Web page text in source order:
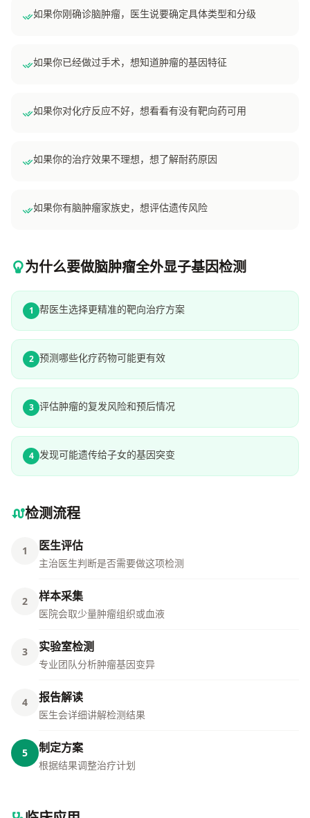
如果你刚确诊脑肿瘤，医生说要确定具体类型和分级
如果你已经做过手术，想知道肿瘤的基因特征
如果你对化疗反应不好，想看看有没有靶向药可用
如果你的治疗效果不理想，想了解耐药原因
如果你有脑肿瘤家族史，想评估遗传风险
为什么要做脑肿瘤全外显子基因检测
1 帮医生选择更精准的靶向治疗方案
2 预测哪些化疗药物可能更有效
3 评估肿瘤的复发风险和预后情况
4 发现可能遗传给子女的基因突变
检测流程
1 医生评估
主治医生判断是否需要做这项检测
2 样本采集
医院会取少量肿瘤组织或血液
3 实验室检测
专业团队分析肿瘤基因变异
4 报告解读
医生会详细讲解检测结果
5 制定方案
根据结果调整治疗计划